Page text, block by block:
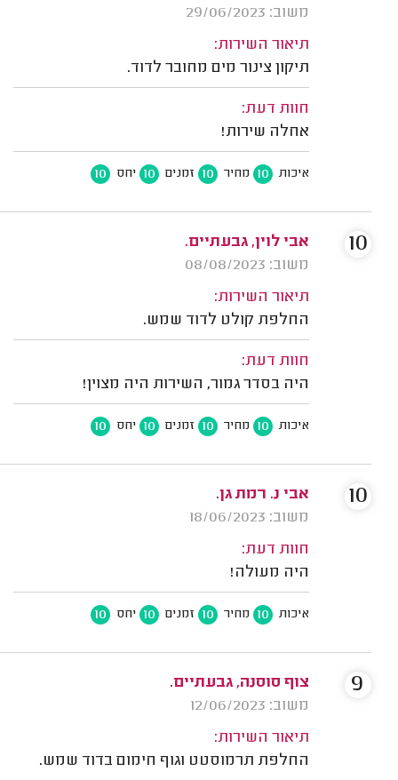
משוב: 29/06/2023
תיאור השירות:
תיקון צינור מים מחובר לדוד.
חוות דעת:
אחלה שירות!
איכות 10 מחיר 10 זמנים 10 יחס 10
אבי לוין, גבעתיים.
משוב: 08/08/2023
תיאור השירות:
החלפת קולט לדוד שמש.
חוות דעת:
היה בסדר גמור, השירות היה מצוין!
איכות 10 מחיר 10 זמנים 10 יחס 10
10
אבי נ. רמת גן.
משוב: 18/06/2023
חוות דעת:
היה מעולה!
איכות 10 מחיר 10 זמנים 10 יחס 10
10
צוף סוסנה, גבעתיים.
משוב: 12/06/2023
תיאור השירות:
החלפת תרמוסטט וגוף חימום בדוד שמש.
9